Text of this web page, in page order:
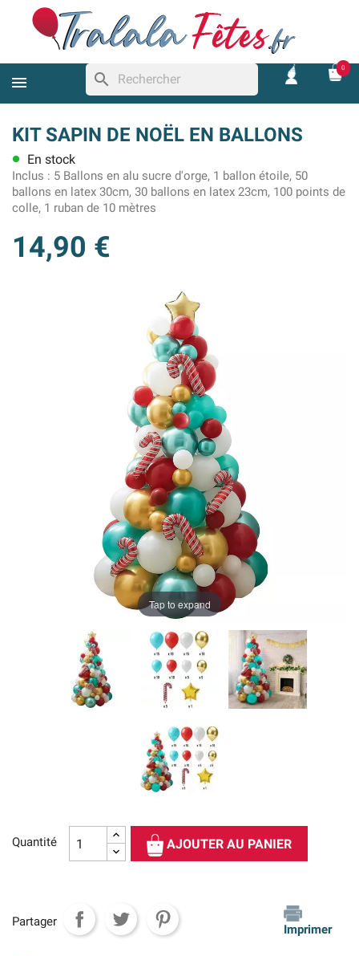
search
0
KIT SAPIN DE NOËL EN BALLONS
lens En stock
Inclus : 5 Ballons en alu sucre d'orge, 1 ballon étoile, 50
ballons en latex 30cm, 30 ballons en latex 23cm, 100 points de
colle, 1 ruban de 10 mètres
14,90 €
Tap to expand
Quantité AJOUTER AU PANIER
Partager
Imprimer